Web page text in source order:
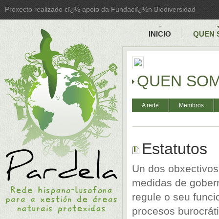
Proxecto realizado cï¿½ apoio da Fundaciï¿½n Biodiversidad
INICIO QUEN
QUEN
A rede Membros
Estatutos
Un dos
medidas de
regule o seu
procesos